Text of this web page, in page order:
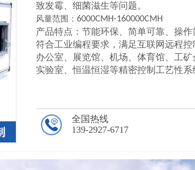
致发霉、细菌滋生等问题。
风量范围：6000CMH-160000CMH
产品特点：节能环保、简单可靠、操
符合工业编程要求，满足互联网远程
办公室、展览馆、机场、体育馆、工
实验室、恒温恒湿等精密控制工艺性系
全国热线
139-2927-6717